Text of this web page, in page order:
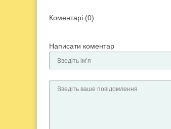
Коментарі (0)
Написати коментар